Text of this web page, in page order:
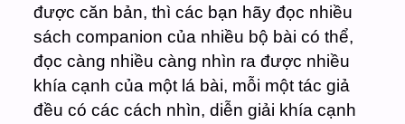
được căn bản, thì các bạn hãy đọc nhiều
sách companion của nhiều bộ bài có thể,
đọc càng nhiều càng nhìn ra được nhiều
khía cạnh của một lá bài, mỗi một tác giả
đều có các cách nhìn, diễn giải khía cạnh